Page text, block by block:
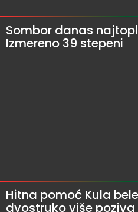
Sombor danas
Izmereno 39 stepeni
Hitna pomoć Kula
dvostruko više poziva